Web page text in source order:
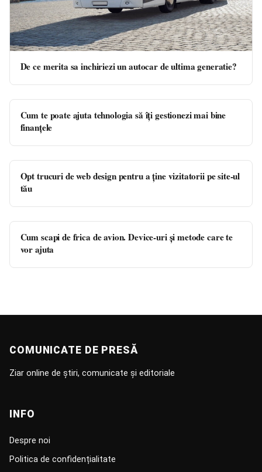
De ce merita sa inchiriezi un autocar de ultima generatie?
Cum te poate ajuta tehnologia să îți gestionezi mai bine
finanțele
Opt trucuri de web design pentru a ține vizitatorii pe site-ul
tău
Cum scapi de frica de avion. Device-uri și metode care te
vor ajuta
COMUNICATE DE PRESĂ
Ziar online de știri, comunicate și editoriale
INFO
Despre noi
Politica de confidențialitate